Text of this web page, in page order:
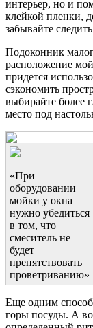
интерьер, но и
клейкой пленки,
забывайте
Подоконник
расположение
придется
сэкономить
выбирайте более
место под
«При
оборудовании
мойки у окна
нужно убедиться
в том, что
смеситель не
будет
препятствовать
проветриванию»
Еще одним
горы посуды. А